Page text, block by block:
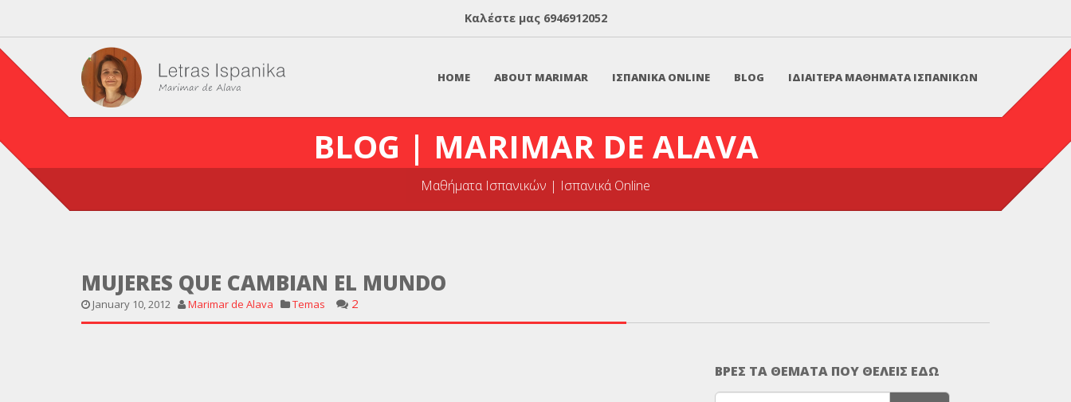
Καλέστε μας 6946912052
HOME ABOUT MARIMAR ΙΣΠΑΝΙΚΑ ONLINE BLOG ΙΔΙΑΙΤΕΡΑ ΜΑΘΗΜΑΤΑ ΙΣΠΑΝΙΚΩΝ
BLOG | MARIMAR DE ALAVA
Μαθήματα Ισπανικών | Ισπανικά Online
MUJERES QUE CAMBIAN EL MUNDO
January 10, 2012 Marimar de Alava Temas 2
ΒΡΕΣ ΤΑ ΘΕΜΑΤΑ ΠΟΥ ΘΕΛΕΙΣ ΕΔΩ